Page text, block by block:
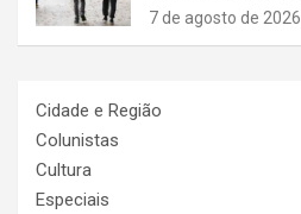
7 de agosto de 2026
Cidade e Região
Colunistas
Cultura
Especiais